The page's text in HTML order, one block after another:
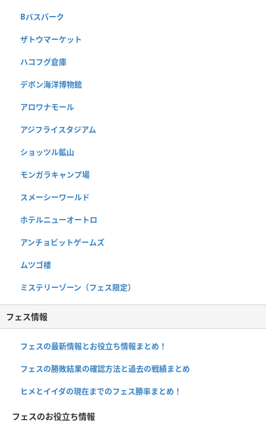
Bバスパーク
ザトウマーケット
ハコフグ倉庫
デボン海洋博物館
アロワナモール
アジフライスタジアム
ショッツル鉱山
モンガラキャンプ場
スメーシーワールド
ホテルニューオートロ
アンチョビットゲームズ
ムツゴ楼
ミステリーゾーン（フェス限定）
フェス情報
フェスの最新情報とお役立ち情報まとめ！
フェスの勝敗結果の確認方法と過去の戦績まとめ
ヒメとイイダの現在までのフェス勝率まとめ！
フェスのお役立ち情報